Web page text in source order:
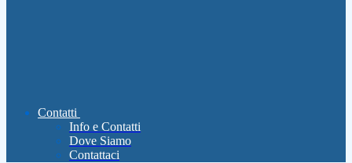
Contatti
Info e Contatti
Dove Siamo
Contattaci